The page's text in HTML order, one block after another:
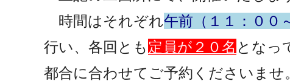
時間はそれぞれ午前（１１：００
行い、各回とも 定員が２０名 となっ
都合に合わせてご予約くださいませ